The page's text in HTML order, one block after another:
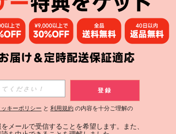
購読
登録する
登録
キーポリシー と 利用規約 の内容を十分ご理解の
メールで受信することを希望します。また、